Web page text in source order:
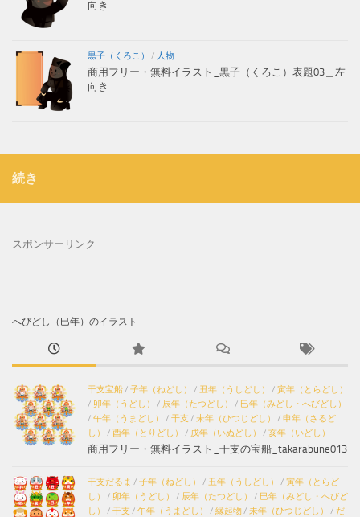
向き
黒子（くろこ） / 人物
商用フリー・無料イラスト_黒子（くろこ）表題03＿左
向き
続き
スポンサーリンク
へびどし（巳年）のイラスト
干支宝船 / 子年（ねどし） / 丑年（うしどし） / 寅年（とらどし）
/ 卯年（うどし） / 辰年（たつどし） / 巳年（みどし・へびどし）
/ 午年（うまどし） / 干支 / 未年（ひつじどし） / 申年（さるど
し）
/ 酉年（とりどし） / 戌年（いぬどし） / 亥年（いどし）
商用フリー・無料イラスト_干支の宝船_takarabune013
干支だるま / 子年（ねどし） / 丑年（うしどし） / 寅年（とらど
し）
/ 卯年（うどし） / 辰年（たつどし） / 巳年（みどし・へびど
し）
/ 干支 / 午年（うまどし） / 縁起物 / 未年（ひつじどし） / だ